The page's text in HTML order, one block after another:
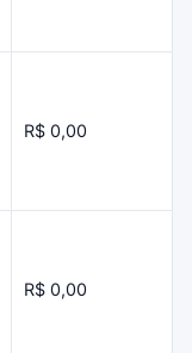
R$ 0,00
R$ 0,00